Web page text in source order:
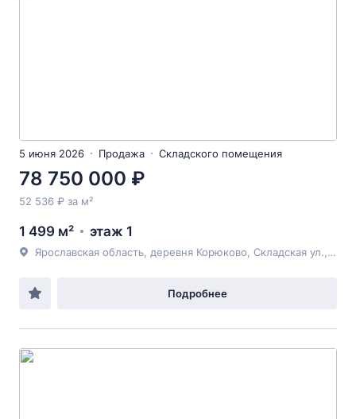
5 июня 2026 Продажа Складского помещения
78 750 000 ₽
52 536 ₽ за м²
1 499 м² этаж 1
Ярославская область, деревня Корюково, Складская ул., д.зд6
Подробнее